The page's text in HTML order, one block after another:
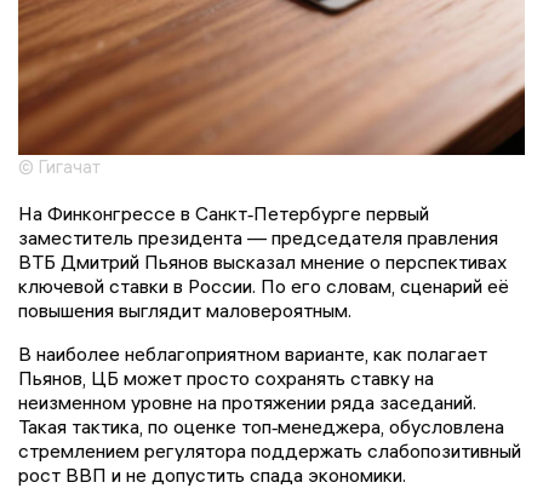
© Гигачат
На Финконгрессе в Санкт‑Петербурге первый
заместитель президента — председателя правления
ВТБ Дмитрий Пьянов высказал мнение о перспективах
ключевой ставки в России. По его словам, сценарий её
повышения выглядит маловероятным.
В наиболее неблагоприятном варианте, как полагает
Пьянов, ЦБ может просто сохранять ставку на
неизменном уровне на протяжении ряда заседаний.
Такая тактика, по оценке топ‑менеджера, обусловлена
стремлением регулятора поддержать слабопозитивный
рост ВВП и не допустить спада экономики.